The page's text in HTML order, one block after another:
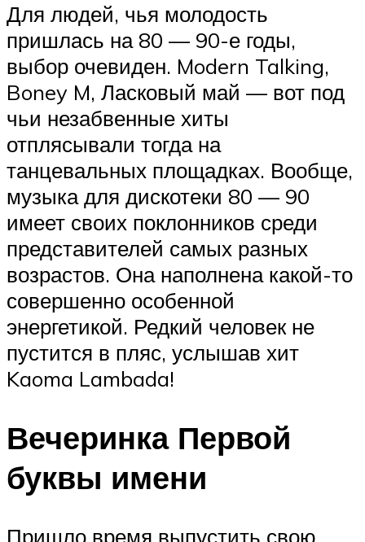
Для людей, чья молодость
пришлась на 80 — 90-е годы,
выбор очевиден. Modern Talking,
Boney M, Ласковый май — вот под
чьи незабвенные хиты
отплясывали тогда на
танцевальных площадках. Вообще,
музыка для дискотеки 80 — 90
имеет своих поклонников среди
представителей самых разных
возрастов. Она наполнена какой-то
совершенно особенной
энергетикой. Редкий человек не
пустится в пляс, услышав хит
Kaoma Lambada!
Вечеринка Первой
буквы имени
Пришло время выпустить свою